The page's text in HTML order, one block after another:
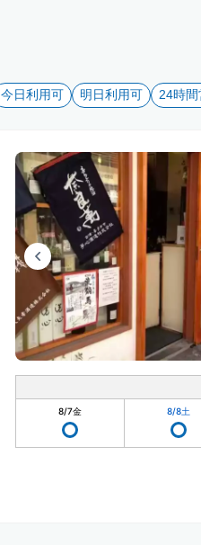
今日利用可 明日利用可 24時
8/7金 8/8土